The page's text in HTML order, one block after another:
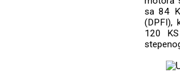
sa 84
(DPFI),
120